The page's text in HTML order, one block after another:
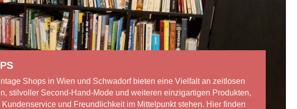
Shops in Wien und Schwadorf bieten eine Vielfalt an zeitlosen
stilvoller Second-Hand-Mode und weiteren einzigartigen Produkten,
und Freundlichkeit im Mittelpunkt stehen. Hier finden